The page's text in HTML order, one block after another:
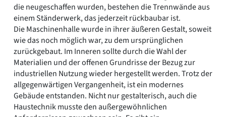
die neugeschaffen wurden, bestehen die Trennwände aus
einem Ständerwerk, das jederzeit rückbaubar ist.
Die Maschinenhalle wurde in ihrer äußeren Gestalt, soweit
wie das noch möglich war, zu dem ursprünglichen
zurückgebaut. Im Inneren sollte durch die Wahl der
Materialien und der offenen Grundrisse der Bezug zur
industriellen Nutzung wieder hergestellt werden. Trotz der
allgegenwärtigen Vergangenheit, ist ein modernes
Gebäude entstanden. Nicht nur gestalterisch, auch die
Haustechnik musste den außergewöhnlichen